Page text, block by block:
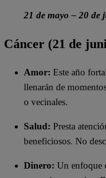
21 de mayo – 20 de
Cáncer (21 de
Amor: Este año
llenarán de
o vecinales.
Salud: Presta
beneficiosos. No
Dinero: Un enfoque